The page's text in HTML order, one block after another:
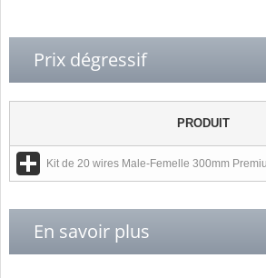
Prix dégressif
PRODUIT
Kit de 20 wires Male-Femelle 300mm
En savoir plus